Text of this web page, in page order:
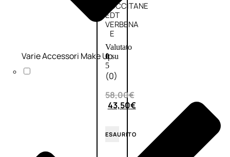
L’OCCITANE
EDT
VERBENA
E
Valutato
0su
5
(0)
58,00€
43,50€
ESAURITO
Varie Accessori Make Up